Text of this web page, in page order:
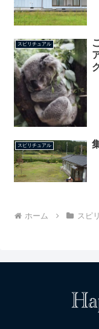
スピリチュアル
スピリチュアル
ホーム スピ